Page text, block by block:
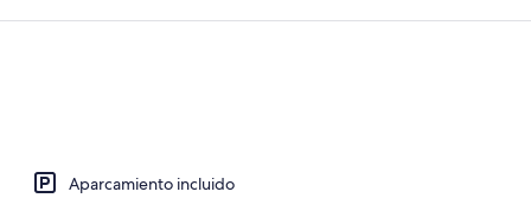
Aparcamiento incluido